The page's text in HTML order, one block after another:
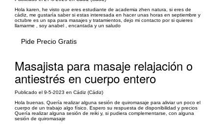
Hola karen, he visto que eres estudiante de academia zhen natura, si eres de
cádiz, me gustaría saber si estas interesada en hacer unas horas en septiembre y
octubre es un spa para masajes y tratamientos, dejo mi contacto por si quieres
llamarme , soy anabel , encantada y un saludo
Pide Precio Gratis
Masajista para masaje relajación o
antiestrés en cuerpo entero
Publicado el 9-5-2023 en Cádiz (Cádiz)
Hola buenas. Quería realizar alguna sesión de quiromasaje para aliviar un poco el
cuerpo de un trabajo algo físico. Espero su respuesta de disponibilidad y precios
Quería realizar alguna sesión de reiki y, si pudiera complementarse, con alguna
sesión de quiromasaje